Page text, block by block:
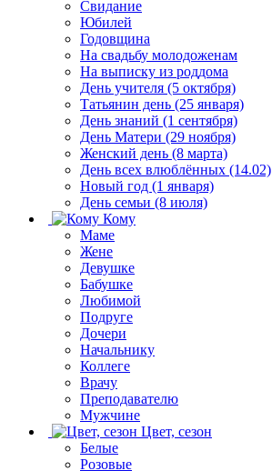
Свидание
Юбилей
Годовщина
На свадьбу молодоженам
На выписку из роддома
День учителя (5 октября)
Татьянин день (25 января)
День знаний (1 сентября)
День Матери (29 ноября)
Женский день (8 марта)
День всех влюблённых (14.02)
Новый год (1 января)
День семьи (8 июля)
Кому
Маме
Жене
Девушке
Бабушке
Любимой
Подруге
Дочери
Начальнику
Коллеге
Врачу
Преподавателю
Мужчине
Цвет, сезон
Белые
Розовые